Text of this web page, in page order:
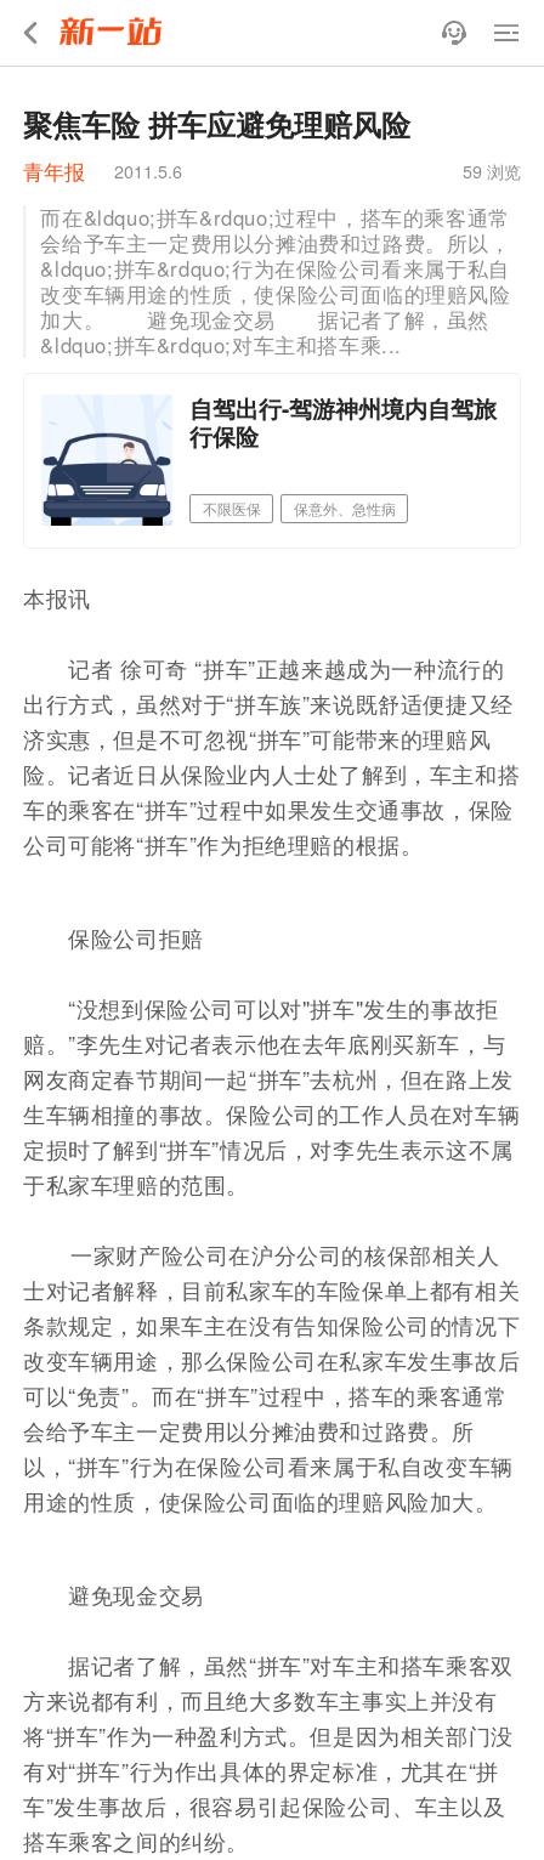
聚焦车险 拼车应避免理赔风险
青年报 2011.5.6 59 浏览
而在&ldquo;拼车&rdquo;过程中，搭车的乘客通常
会给予车主一定费用以分摊油费和过路费。所以，
&ldquo;拼车&rdquo;行为在保险公司看来属于私自
改变车辆用途的性质，使保险公司面临的理赔风险
加大。 避免现金交易 据记者了解，虽然
&ldquo;拼车&rdquo;对车主和搭车乘...
自驾出行-驾游神州境内自驾旅
行保险
不限医保
保意外、急性病
本报讯
记者 徐可奇 “拼车”正越来越成为一种流行的
出行方式，虽然对于“拼车族”来说既舒适便捷又经
济实惠，但是不可忽视“拼车”可能带来的理赔风
险。记者近日从保险业内人士处了解到，车主和搭
车的乘客在“拼车”过程中如果发生交通事故，保险
公司可能将“拼车”作为拒绝理赔的根据。
保险公司拒赔
“没想到保险公司可以对"拼车"发生的事故拒
赔。”李先生对记者表示他在去年底刚买新车，与
网友商定春节期间一起“拼车”去杭州，但在路上发
生车辆相撞的事故。保险公司的工作人员在对车辆
定损时了解到“拼车”情况后，对李先生表示这不属
于私家车理赔的范围。
一家财产险公司在沪分公司的核保部相关人
士对记者解释，目前私家车的车险保单上都有相关
条款规定，如果车主在没有告知保险公司的情况下
改变车辆用途，那么保险公司在私家车发生事故后
可以“免责”。而在“拼车”过程中，搭车的乘客通常
会给予车主一定费用以分摊油费和过路费。所
以，“拼车”行为在保险公司看来属于私自改变车辆
用途的性质，使保险公司面临的理赔风险加大。
避免现金交易
据记者了解，虽然“拼车”对车主和搭车乘客双
方来说都有利，而且绝大多数车主事实上并没有
将“拼车”作为一种盈利方式。但是因为相关部门没
有对“拼车”行为作出具体的界定标准，尤其在“拼
车”发生事故后，很容易引起保险公司、车主以及
搭车乘客之间的纠纷。